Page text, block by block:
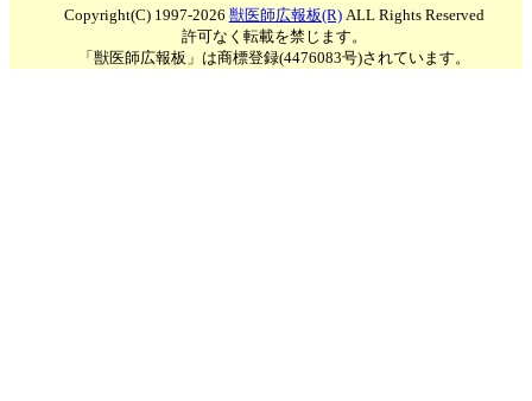
Copyright(C) 1997-2026 獣医師広報板(R)ALL Rights Reserved
許可なく転載を禁じます。
「獣医師広報板」は商標登録(4476083号)されています。